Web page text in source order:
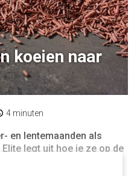
koeien naar
4 minuten
en lentemaanden als
legt uit hoe je ze op de